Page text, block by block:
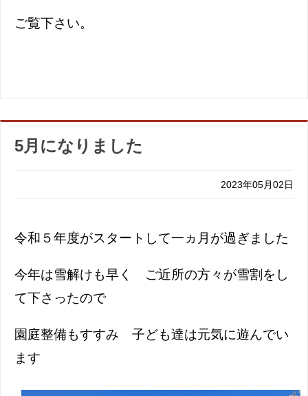
ご覧下さい。
5月になりました
2023年05月02日
令和５年度がスタートして一ヵ月が過ぎました
今年は雪解けも早く ご近所の方々が雪割をし
て下さったので
園庭整備もすすみ 子ども達は元気に遊んでい
ます